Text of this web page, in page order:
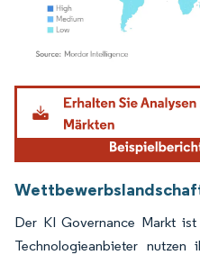
Bild © Mordor Intelligence.
Der KI Governance Markt
Technologieanbieter nutzen